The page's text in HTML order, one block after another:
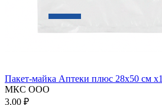
Пакет-майка Аптеки плюс 28х50 см x1
МКС ООО
3.00 ₽